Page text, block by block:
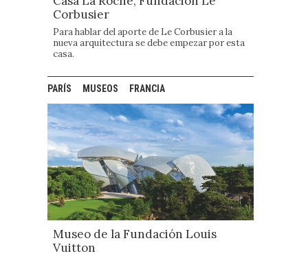
Corbusier
Para hablar del aporte de Le Corbusier a la
nueva arquitectura se debe empezar por esta
casa.
PARÍS MUSEOS FRANCIA
Museo de la Fundación Louis
Vuitton